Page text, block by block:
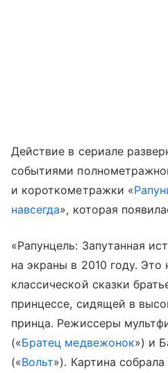
Действие в сериале
событиями
и короткометражки «
навсегда», которая
«Рапунцель: Запутанная
на экраны в 2010 году. Это
классической сказки
принцессе, сидящей в
принца. Режиссеры
(«Братец медвежонок») и
(«Вольт»). Картина